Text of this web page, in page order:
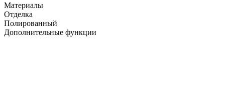
Материалы
Отделка
Полированный
Дополнительные функции